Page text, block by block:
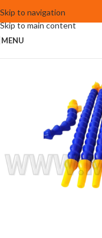
Skip to navigation
Skip to main content
MENU